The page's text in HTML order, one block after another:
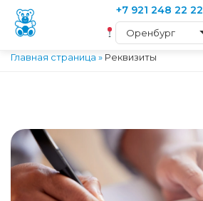
+7 921 248 22 22
Главная страница » Реквизиты